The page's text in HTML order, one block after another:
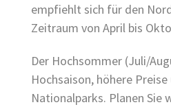
empfiehlt sich für den
Zeitraum von April bis
Der Hochsommer (Juli/
Hochsaison, höhere
Nationalparks. Planen Sie